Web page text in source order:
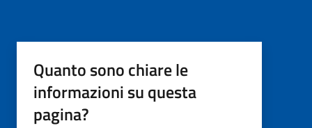
Quanto sono chiare le
informazioni su questa
pagina?